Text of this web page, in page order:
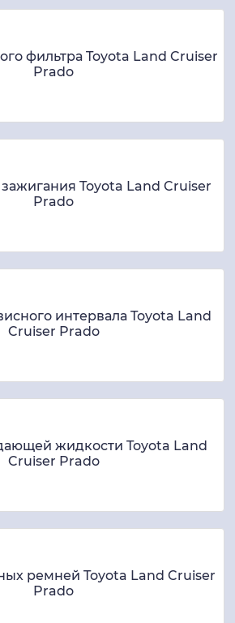
фильтра Toyota Land Cruiser
Prado
Toyota Land Cruiser
Prado
интервала Toyota Land
Cruiser Prado
жидкости Toyota Land
Cruiser Prado
ремней Toyota Land Cruiser
Prado